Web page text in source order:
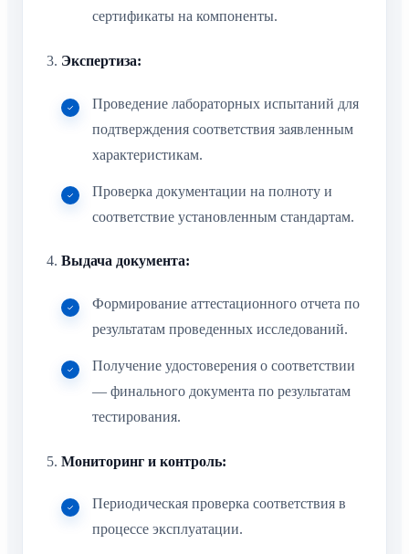
сертификаты на компоненты.
Экспертиза:
Проведение лабораторных испытаний для
подтверждения соответствия заявленным
характеристикам.
Проверка документации на полноту и
соответствие установленным стандартам.
Выдача документа:
Формирование аттестационного отчета по
результатам проведенных исследований.
Получение удостоверения о соответствии
— финального документа по результатам
тестирования.
Мониторинг и контроль:
Периодическая проверка соответствия в
процессе эксплуатации.